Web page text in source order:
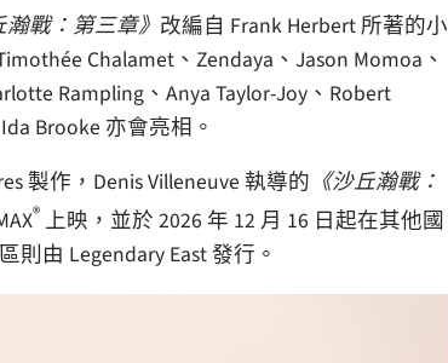
瀚戰：第三章》 改編自 Frank Herbert 所著的小
Chalamet、Zendaya、Jason Momoa、
Rampling、Anya Taylor-Joy、Robert
Brooke 亦會亮相。
製作，Denis Villeneuve 執導的 《沙丘瀚戰：
® 上映，並於 2026 年 12 月 16 日起在其他國
由 Legendary East 發行。